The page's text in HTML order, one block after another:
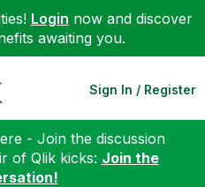
Login now and discover
awaiting you.
Sign In / Register
- Join the discussion
of Qlik kicks: Join the